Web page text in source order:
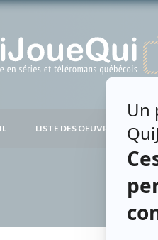
LISTE DES OEUVRES